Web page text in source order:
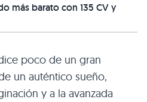
más barato con 135 CV y
poco de un gran
un auténtico sueño,
y a la avanzada